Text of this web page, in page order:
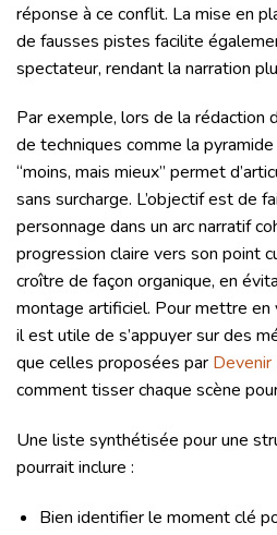
réponse à ce conflit. La mise en
de fausses pistes facilite
spectateur, rendant la narration
Par exemple, lors de la rédaction
de techniques comme la
“moins, mais mieux” permet
sans surcharge. L’objectif est de
personnage dans un arc narratif
progression claire vers son point
croître de façon organique, en
montage artificiel. Pour mettre
il est utile de s’appuyer sur des
que celles proposées par
comment tisser chaque scène
Une liste synthétisée pour une
pourrait inclure :
Bien identifier le moment clé